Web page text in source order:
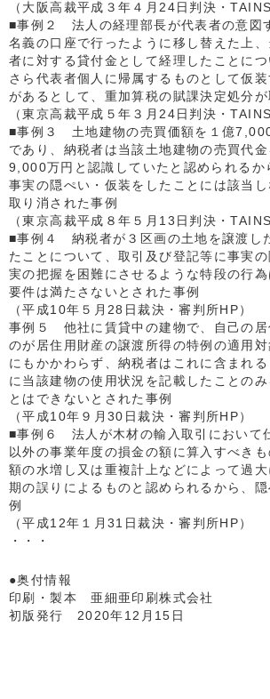
（大阪高裁平成３年４月24日判決・
■事例２ 法人の経理部長が代表者の意図
名義の口座で行ったように移し替えた上
者に対する貸付金として経理したことに
さら代表者個人に帰属するものとして仮
があるとして、重加算税の賦課決定処分
（東京高裁平成５年３月24日判決・
■事例３ 土地建物の売買価額を１億
であり、納税者は当該土地建物の売買代
9,000万円と認識していたと認められる
事実の隠ぺい・仮装をしたことには該当
取り消された事例
（東京高裁平成８年５月13日判決・
■事例４ 納税者が３区画の土地を譲渡し
たことについて、取引及び登記等に事実
実の把握を困難にさせるような特段の行
要件は満たさないとされた事例
（平成10年５月28日裁決・審判所HP）
事例５ 他社に賃貸中の建物で、自己の
のが居住用財産の譲渡所得の特例の適用
にもかかわらず、納税者はこれに含まれ
に当該建物の使用状況を記載したことの
とはできないとされた事例
（平成10年９月30日裁決・審判所HP）
■事例６ 法人が木材の輸入取引において
以外の事業年度の損金の額に算入すべき
額の水増し又は重複計上などによって過
期の誤りによるものと認められるから、
例
（平成12年１月31日裁決・審判所HP）
・・・
●奥付情報
印刷・製本 亜細亜印刷株式会社
初版発行 2020年12月15日